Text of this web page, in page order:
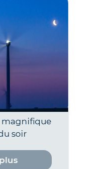
magnifique
soir